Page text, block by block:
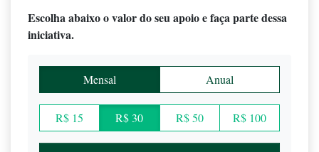
Escolha abaixo o valor do seu apoio e faça parte dessa
iniciativa.
Mensal Anual
R$ 15 R$ 30 R$ 50 R$ 100